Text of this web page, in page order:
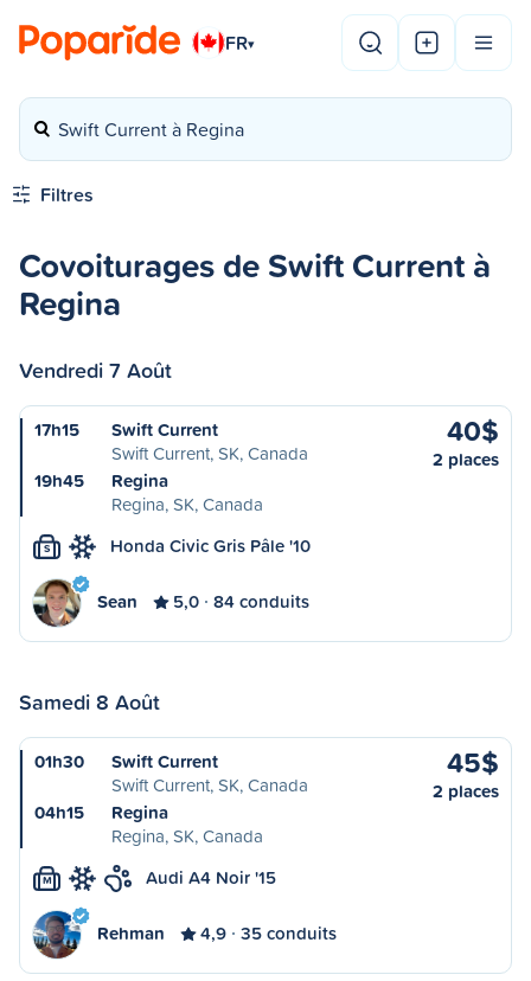
FR▾
Swift Current à Regina
Filtres
Covoiturages de Swift Current à
Regina
Vendredi 7 Août
17h15
Swift Current
Swift Current, SK, Canada
19h45
Regina
Regina, SK, Canada
40$
2 places
S Honda Civic Gris Pâle '10
Sean 5,0 84 conduits
Samedi 8 Août
01h30
Swift Current
Swift Current, SK, Canada
04h15
Regina
Regina, SK, Canada
45$
2 places
M Audi A4 Noir '15
Rehman 4,9 35 conduits